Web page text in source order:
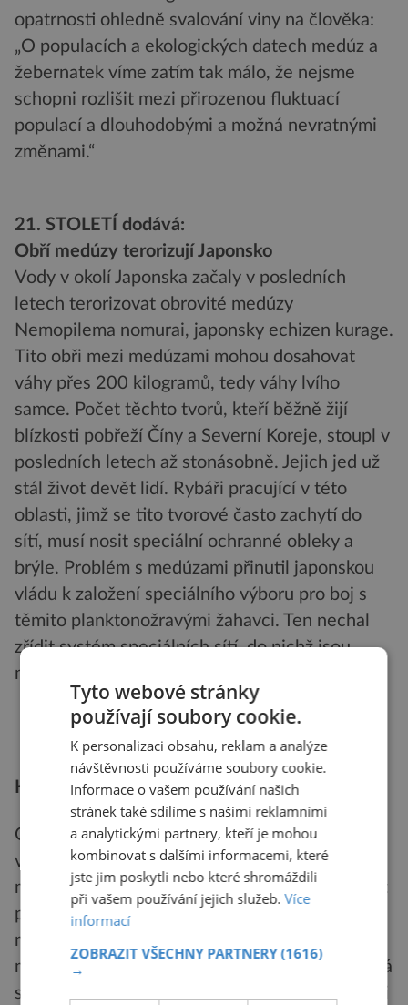
opatrnosti ohledně svalování viny na člověka:
„O populacích a ekologických datech medúz a
žebernatek víme zatím tak málo, že nejsme
schopni rozlišit mezi přirozenou fluktuací
populací a dlouhodobými a možná nevratnými
změnami.“
21. STOLETÍ dodává:
Obří medúzy terorizují Japonsko
Vody v okolí Japonska začaly v posledních
letech terorizovat obrovité medúzy
Nemopilema nomurai, japonsky echizen kurage.
Tito obři mezi medúzami mohou dosahovat
váhy přes 200 kilogramů, tedy váhy lvího
samce. Počet těchto tvorů, kteří běžně žijí
blízkosti pobřeží Číny a Severní Koreje, stoupl v
posledních letech až stonásobně. Jejich jed už
stál život devět lidí. Rybáři pracující v této
oblasti, jimž se tito tvorové často zachytí do
sítí, musí nosit speciální ochranné obleky a
brýle. Problém s medúzami přinutil japonskou
vládu k založení speciálního výboru pro boj s
těmito planktonožravými žahavci. Ten nechal
zřídit systém speciálních sítí, do nichž jsou
medúzy preventivně lapány.
Když medúzy léčí
Obrovský populační boom medúz přinutil
vědce, aby se více věnovali studiu ustrojení
medúz. Jejich přemnožení by pak nemuselo mít
pouze negativní stránky. Z některých medúz je
možno získávat kolagen, který lze využívat
mimo jiné k léčbě revmatické artritidy. Nedávná
studie japonských vědců pod vedením Kiminori
Tyto webové stránky
používají soubory cookie.
K personalizaci obsahu, reklam a analýze
návštěvnosti používáme soubory cookie.
Informace o vašem používání našich
stránek také sdílíme s našimi reklamními
a analytickými partnery, kteří je mohou
kombinovat s dalšími informacemi, které
jste jim poskytli nebo které shromáždili
při vašem používání jejich služeb.Více
informací
ZOBRAZIT VŠECHNY PARTNERY(1616)
→